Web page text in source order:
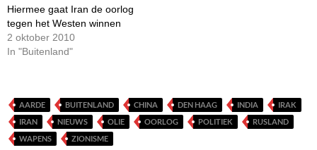
Hiermee gaat Iran de oorlog
tegen het Westen winnen
2 oktober 2010
In "Buitenland"
AARDE BUITENLAND CHINA DEN HAAG INDIA
IRAK
IRAN
NIEUWS OLIE OORLOG POLITIEK
RUSLAND
WAPENS
ZIONISME